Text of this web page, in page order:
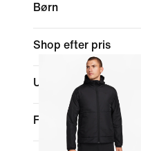
Børn
Shop efter pris
Udsalg og tilbud
Farve